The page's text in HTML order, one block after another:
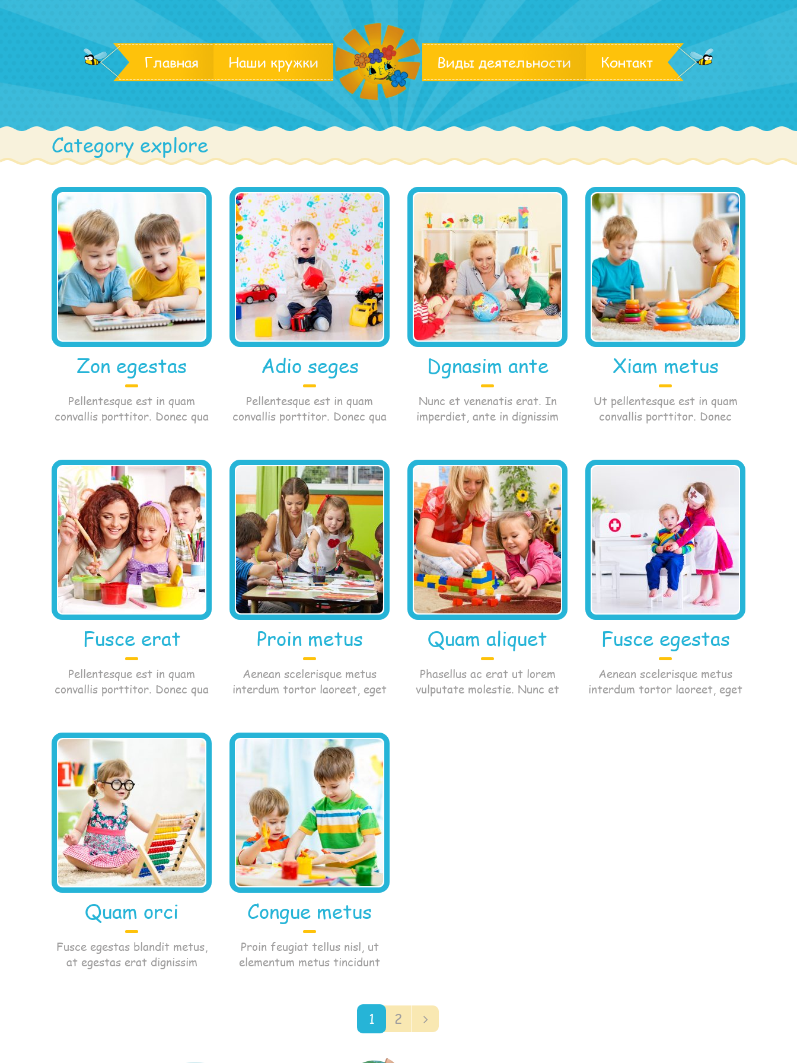
Главная Наши кружки Виды деятельности Контакт
Category explore
Zon egestas
Pellentesque est in quam
convallis porttitor. Donec qua
Adio seges
Pellentesque est in quam
convallis porttitor. Donec qua
Dgnasim ante
Nunc et venenatis erat. In
imperdiet, ante in dignissim
Xiam metus
Ut pellentesque est in quam
convallis porttitor. Donec
Fusce erat
Pellentesque est in quam
convallis porttitor. Donec qua
Proin metus
Aenean scelerisque metus
interdum tortor laoreet, eget
Quam aliquet
Phasellus ac erat ut lorem
vulputate molestie. Nunc et
Fusce egestas
Aenean scelerisque metus
interdum tortor laoreet, eget
Quam orci
Fusce egestas blandit metus,
at egestas erat dignissim
Congue metus
Proin feugiat tellus nisl, ut
elementum metus tincidunt
1 2